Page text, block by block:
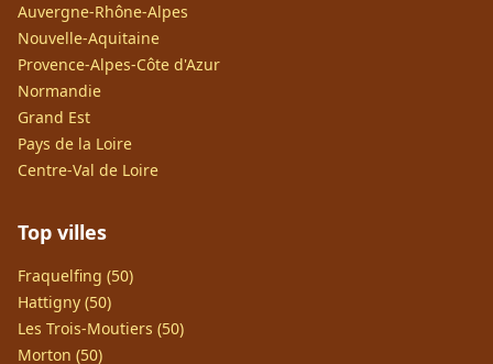
Auvergne-Rhône-Alpes
Nouvelle-Aquitaine
Provence-Alpes-Côte d'Azur
Normandie
Grand Est
Pays de la Loire
Centre-Val de Loire
Top villes
Fraquelfing (50)
Hattigny (50)
Les Trois-Moutiers (50)
Morton (50)